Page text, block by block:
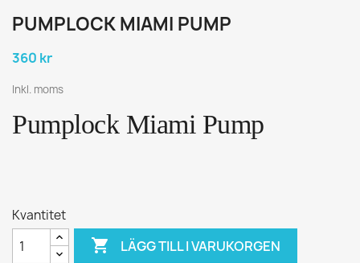
PUMPLOCK MIAMI PUMP
360 kr
Inkl. moms
Pumplock Miami Pump
Kvantitet
 LÄGG TILL I VARUKORGEN